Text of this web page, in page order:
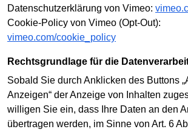
Datenschutzerklärung von Vimeo:
Cookie-Policy von Vimeo (Opt-Out):
vimeo.com/cookie_policy
Rechtsgrundlage für die
Sobald Sie durch Anklicken des Buttons
Anzeigen“ der Anzeige von Inhalten
willigen Sie ein, dass Ihre Daten an den
übertragen werden, im Sinne von Art. 6